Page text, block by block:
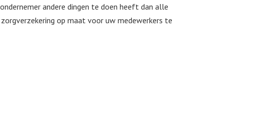
andere dingen te doen heeft dan alle
op maat voor uw medewerkers te